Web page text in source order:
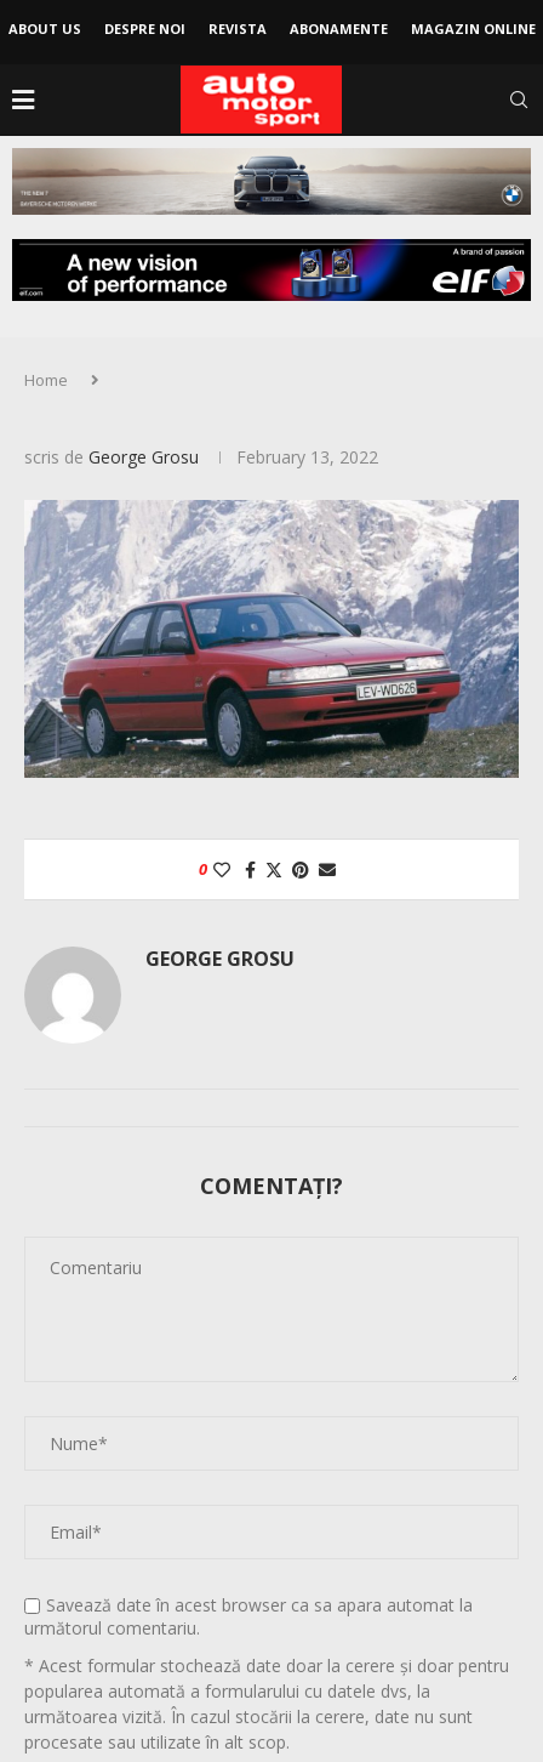
ABOUT US DESPRE NOI REVISTA ABONAMENTE MAGAZIN ONLINE
Home
scris de George Grosu February 13, 2022
0
GEORGE GROSU
COMENTAȚI?
Savează date în acest browser ca sa apara automat la
următorul comentariu.
* Acest formular stochează date doar la cerere și doar pentru
popularea automată a formularului cu datele dvs, la
următoarea vizită. În cazul stocării la cerere, date nu sunt
procesate sau utilizate în alt scop.